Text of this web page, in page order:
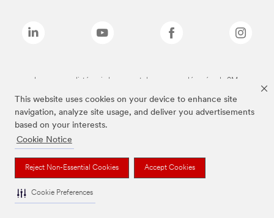
This website uses cookies on your device to enhance site
navigation, analyze site usage, and deliver you advertisements
based on your interests.
Cookie Notice
Reject Non-Essential Cookies Accept Cookies
Cookie Preferences
Les marques listées ci-dessus sont des marques déposées de 3M.